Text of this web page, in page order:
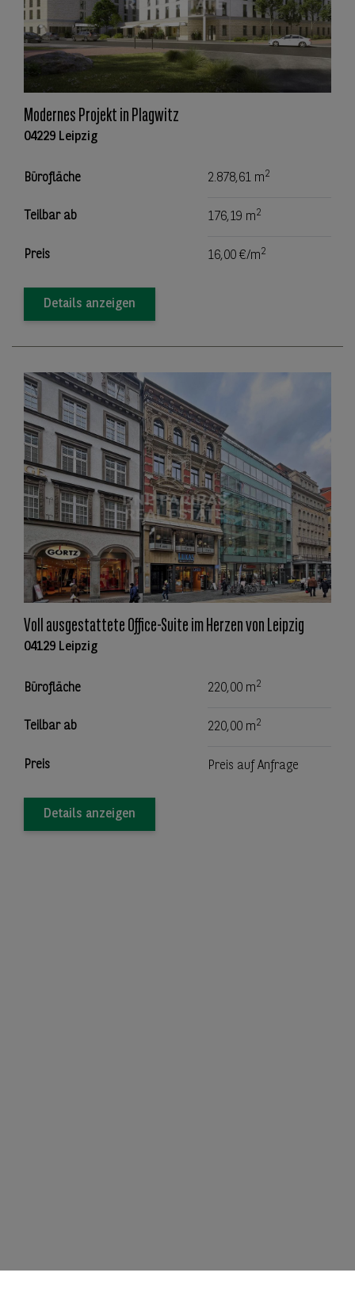
Modernes Projekt in Plagwitz
04229 Leipzig
Bürofläche 2.878,61 m2
Teilbar ab 176,19 m2
Preis 16,00 €/m2
Details anzeigen
Voll ausgestattete Office-Suite im Herzen von Leipzig
04129 Leipzig
Bürofläche 220,00 m2
Teilbar ab 220,00 m2
Preis Preis auf Anfrage
Details anzeigen